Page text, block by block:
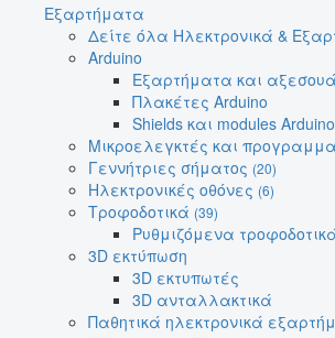
Εξαρτήματα
Δείτε όλα Ηλεκτρονικά &
Arduino
Εξαρτήματα και
Πλακέτες Arduino
Shields και modules Arduino
Μικροελεγκτές και
Γεννήτριες σήματος (20)
Ηλεκτρονικές οθόνες (6)
Τροφοδοτικά (39)
Ρυθμιζόμενα
3D εκτύπωση
3D εκτυπωτές
3D ανταλλακτικά
Παθητικά ηλεκτρονικά